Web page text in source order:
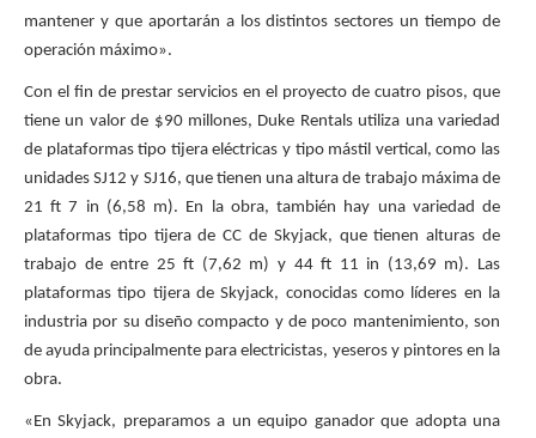
mantener y que aportarán a los distintos sectores un tiempo de
operación máximo».
Con el fin de prestar servicios en el proyecto de cuatro pisos, que
tiene un valor de $90 millones, Duke Rentals utiliza una variedad
de plataformas tipo tijera eléctricas y tipo mástil vertical, como las
unidades SJ12 y SJ16, que tienen una altura de trabajo máxima de
21 ft 7 in (6,58 m). En la obra, también hay una variedad de
plataformas tipo tijera de CC de Skyjack, que tienen alturas de
trabajo de entre 25 ft (7,62 m) y 44 ft 11 in (13,69 m). Las
plataformas tipo tijera de Skyjack, conocidas como líderes en la
industria por su diseño compacto y de poco mantenimiento, son
de ayuda principalmente para electricistas, yeseros y pintores en la
obra.
«En Skyjack, preparamos a un equipo ganador que adopta una